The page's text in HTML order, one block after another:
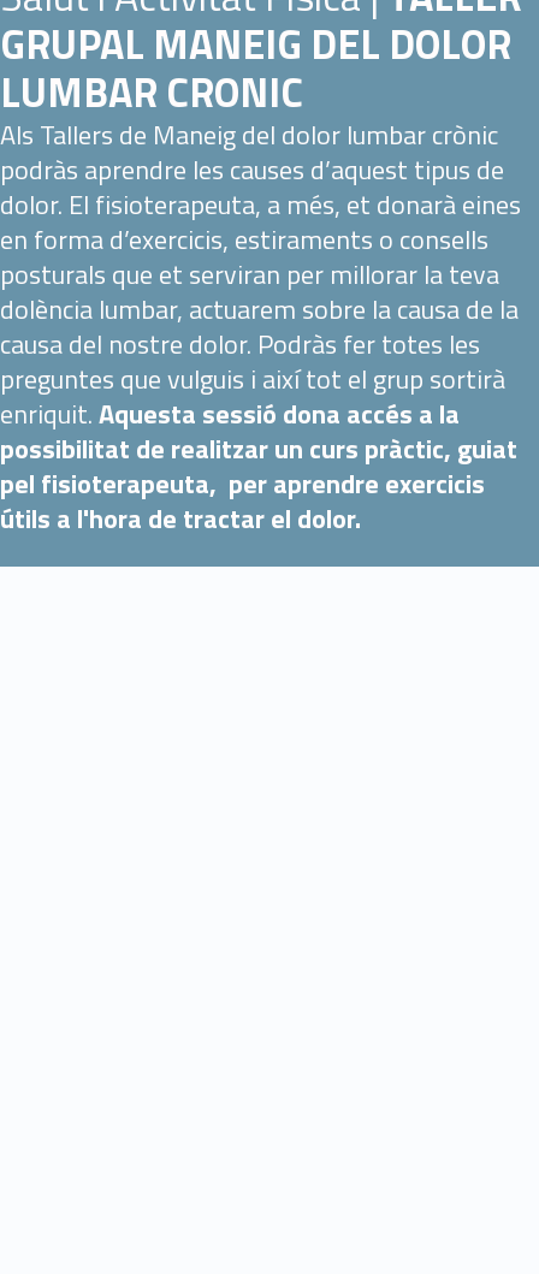
GRUPAL MANEIG DEL DOLOR
LUMBAR CRONIC
Als Tallers de Maneig del dolor lumbar crònic
podràs aprendre les causes d’aquest tipus de
dolor. El fisioterapeuta, a més, et donarà eines
en forma d’exercicis, estiraments o consells
posturals que et serviran per millorar la teva
dolència lumbar, actuarem sobre la causa de la
causa del nostre dolor. Podràs fer totes les
preguntes que vulguis i així tot el grup sortirà
enriquit.Aquesta sessió dona accés a la
possibilitat de realitzar un curs pràctic, guiat
pel fisioterapeuta, per aprendre exercicis
útils a l'hora de tractar el dolor.